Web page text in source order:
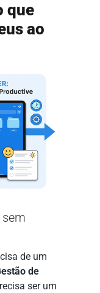
que
ao
de um
de
ser um